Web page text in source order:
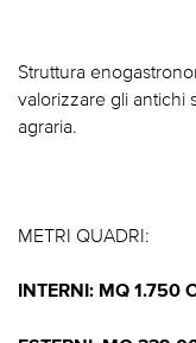
Struttura
valorizzare gli antichi
agraria.
METRI QUADRI:
INTERNI: MQ 1.750